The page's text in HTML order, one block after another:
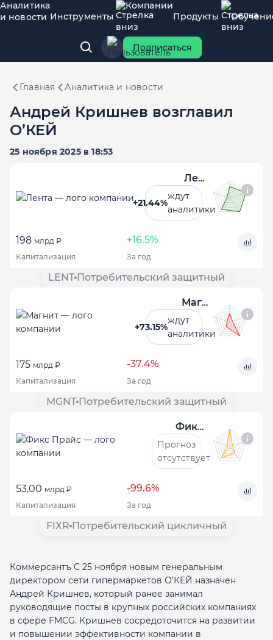
Аналитика
и новости Инструменты
Компании
Продукты
Подписаться
Главная Аналитика и новости
Андрей Кришнев возглавил
О’КЕЙ
25 ноября 2025 в 18:53
Лента
+21.44%
ждут
аналитики
198 млрд ₽ +16.5%
Капитализация За год
LENT Потребительский защитный
Магнит
+73.15%
ждут
аналитики
175 млрд ₽ -37.4%
Капитализация За год
MGNT Потребительский защитный
Фикс Прайс
Прогноз
отсутствует
53,00 млрд ₽ -99.6%
Капитализация За год
FIXR Потребительский цикличный
Коммерсантъ С 25 ноября новым генеральным
директором сети гипермаркетов О’КЕЙ назначен
Андрей Кришнев, который ранее занимал
руководящие посты в крупных российских компаниях
в сфере FMCG. Кришнев сосредоточится на развитии
и повышении эффективности компании в